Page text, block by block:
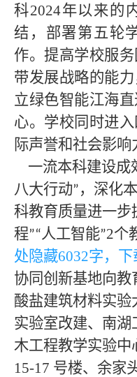
科2024年以来的
结，部署第五轮
作。提高学校服
带发展战略的能
立绿色智能江海
心。学校同时进
际声誉和社会影响
一流本科建设成
八大行动”，深化
科教育质量进一步
程”“人工智能”2个
处隐藏6032字，下
协同创新基地向
酸盐建筑材料实
实验室改建、南湖
木工程教学实验中
15-17 号楼、余家